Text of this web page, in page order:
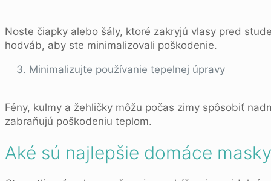
Noste čiapky alebo šály, ktoré zakryjú vlasy pred
hodváb, aby ste minimalizovali poškodenie.
Minimalizujte používanie tepelnej úpravy
Fény, kulmy a žehličky môžu počas zimy spôsobiť
zabraňujú poškodeniu teplom.
Aké sú najlepšie domáce